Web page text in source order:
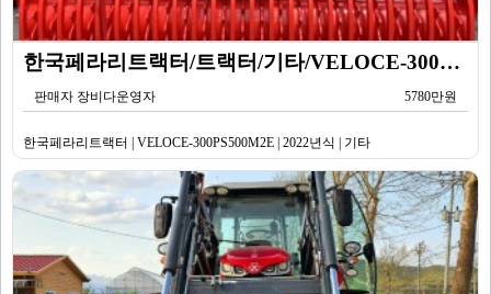
한국페라리트랙터/트랙터/기타/VELOCE-300PS500M2E/2022년식
판매자 장비다운영자 5780만원
한국페라리트랙터 | VELOCE-300PS500M2E | 2022년식 | 기타